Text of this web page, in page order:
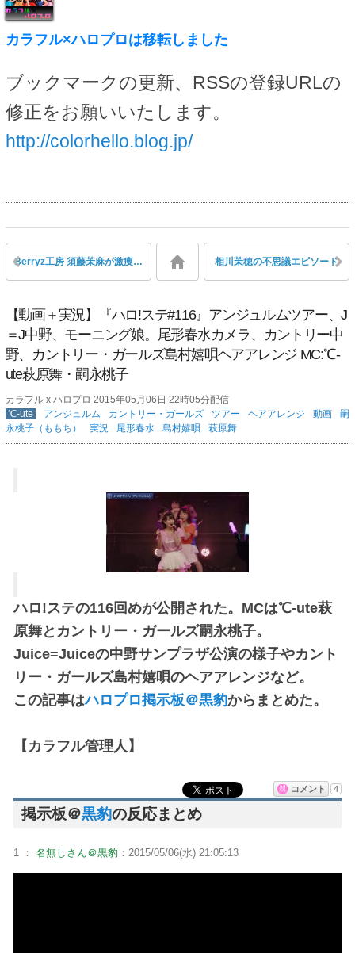
カラフル×ハロプロは移転しました
ブックマークの更新、RSSの登録URLの
修正をお願いいたします。
http://colorhello.blog.jp/
Berryz工房 須藤茉麻が激痩せ、やっぱり美人、綺麗と話題 相川茉穂の不思議エピソード
【動画＋実況】『ハロ!ステ#116』アンジュルムツアー、J
＝J中野、モーニング娘。尾形春水カメラ、カントリー中
野、カントリー・ガールズ島村嬉唄ヘアアレンジ MC:℃-
ute萩原舞・嗣永桃子
カラフル x ハロプロ 2015年05月06日 22時05分配信
℃-ute
アンジュルム カントリー・ガールズ ツアー ヘアアレンジ 動画
嗣
永桃子（ももち）
実況 尾形春水 島村嬉唄 萩原舞
ハロ!ステの116回めが公開された。MCは℃-ute萩
原舞とカントリー・ガールズ嗣永桃子。
Juice=Juiceの中野サンプラザ公演の様子やカント
リー・ガールズ島村嬉唄のヘアアレンジなど。
この記事はハロプロ掲示板＠黒豹からまとめた。
【カラフル管理人】
コメント 4
掲示板＠黒豹の反応まとめ
1 ： 名無しさん＠黒豹 ：2015/05/06(水) 21:05:13